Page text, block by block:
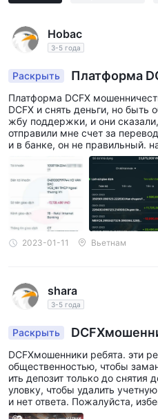
Hobac
3-5 года
Раскрыть Платформа
Платформа DCFX
DCFX и снять деньги, но быть
жбу поддержки, и они
отправили мне счет за
и в банке, он не правильный.
- это пс. вы должны быть
ную запись торговой
2023-01-11 Вьетнам
shara
3-5 года
Раскрыть
ошенничество
DCFXмошенники ребята. эти
общественностью, чтобы
ить депозит только до снятия
уловку, чтобы удалить
и нет ответа. Пожалуйста,
у него есть команда. эти